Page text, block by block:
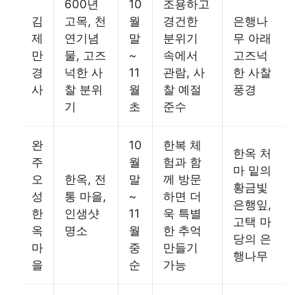
김
제
만
경
사
600년
고목, 천
연기념
물, 고즈
넉한 사
찰 분위
기
10
월
말
~
11
월
초
조용하고
경건한
분위기
속에서
관람, 사
찰 예절
준수
은행나
무 아래
고즈넉
한 사찰
풍경
완
주
오
성
한
옥
마
을
한옥, 전
통 마을,
인생샷
명소
10
월
말
~
11
월
중
순
한복 체
험과 함
께 방문
하면 더
욱 특별
한 추억
만들기
가능
한옥 처
마 밑의
황금빛
은행잎,
고택 마
당의 은
행나무